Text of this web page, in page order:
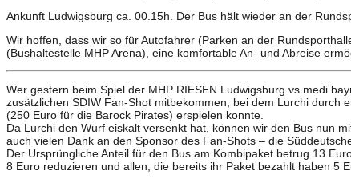
Ankunft Ludwigsburg ca. 00.15h. Der Bus hält wieder an der
Wir hoffen, dass wir so für Autofahrer (Parken an der
(Bushaltestelle MHP Arena), eine komfortable An- und Abreise
Wer gestern beim Spiel der MHP RIESEN Ludwigsburg vs.medi
zusätzlichen SDIW Fan-Shot mitbekommen, bei dem Lurchi durch
(250 Euro für die Barock Pirates) erspielen konnte.
Da Lurchi den Wurf eiskalt versenkt hat, können wir den Bus nun
auch vielen Dank an den Sponsor des Fan-Shots – die
Der Ursprüngliche Anteil für den Bus am Kombipaket betrug 13
8 Euro reduzieren und allen, die bereits ihr Paket bezahlt haben 5